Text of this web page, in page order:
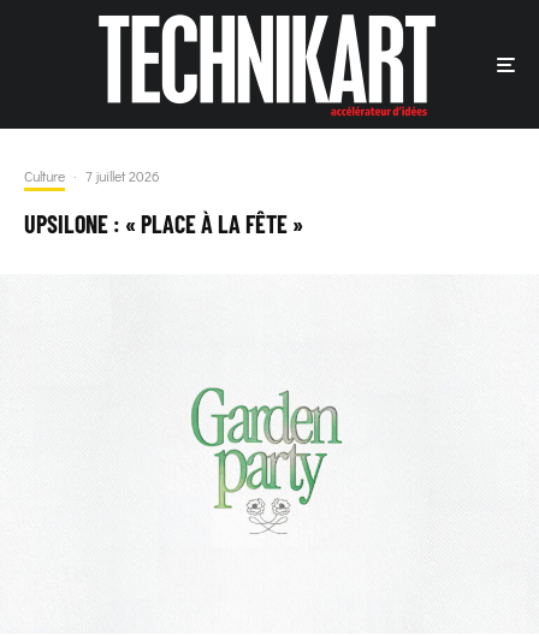
Culture · 7 juillet 2026
UPSILONE : « PLACE À LA FÊTE »